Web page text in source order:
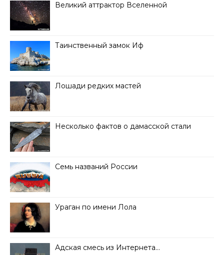
Великий аттрактор Вселенной
Таинственный замок Иф
Лошади редких мастей
Несколько фактов о дамасской стали
Семь названий России
Ураган по имени Лола
Адская смесь из Интернета…